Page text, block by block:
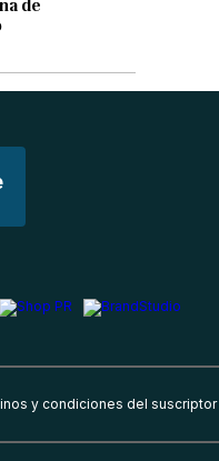
de
y condiciones del suscriptor